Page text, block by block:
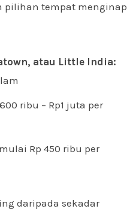
pilihan tempat menginap
atau Little India:
ribu – Rp1 juta per
mulai Rp 450 ribu per
daripada sekadar